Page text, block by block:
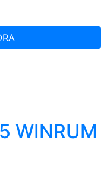
WINRUM